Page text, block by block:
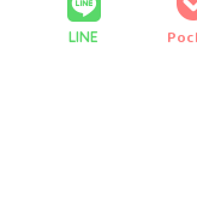
LINE